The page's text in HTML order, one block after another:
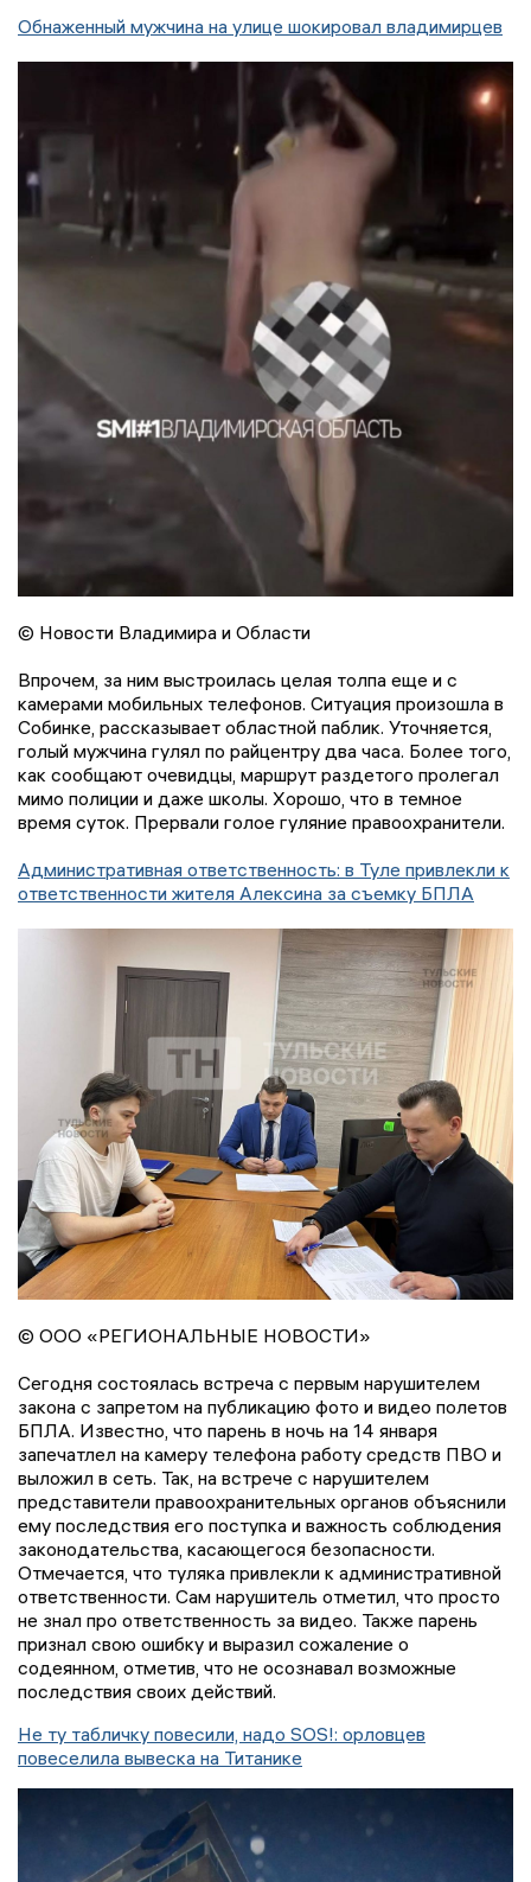
Обнаженный мужчина на улице шокировал владимирцев
© Новости Владимира и Области
Впрочем, за ним выстроилась целая толпа еще и с
камерами мобильных телефонов. Ситуация произошла в
Собинке, рассказывает областной паблик. Уточняется,
голый мужчина гулял по райцентру два часа. Более того,
как сообщают очевидцы, маршрут раздетого пролегал
мимо полиции и даже школы. Хорошо, что в темное
время суток. Прервали голое гуляние правоохранители.
Административная ответственность: в Туле привлекли к
ответственности жителя Алексина за съемку БПЛА
© ООО «РЕГИОНАЛЬНЫЕ НОВОСТИ»
Сегодня состоялась встреча с первым нарушителем
закона с запретом на публикацию фото и видео полетов
БПЛА. Известно, что парень в ночь на 14 января
запечатлел на камеру телефона работу средств ПВО и
выложил в сеть. Так, на встрече с нарушителем
представители правоохранительных органов объяснили
ему последствия его поступка и важность соблюдения
законодательства, касающегося безопасности.
Отмечается, что туляка привлекли к административной
ответственности. Сам нарушитель отметил, что просто
не знал про ответственность за видео. Также парень
признал свою ошибку и выразил сожаление о
содеянном, отметив, что не осознавал возможные
последствия своих действий.
Не ту табличку повесили, надо SOS!: орловцев
повеселила вывеска на Титанике